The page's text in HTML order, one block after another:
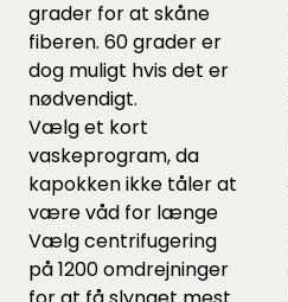
grader for at skåne
fiberen. 60 grader er
dog muligt hvis det er
nødvendigt.
Vælg et kort
vaskeprogram, da
kapokken ikke tåler at
være våd for længe
Vælg centrifugering
på 1200 omdrejninger